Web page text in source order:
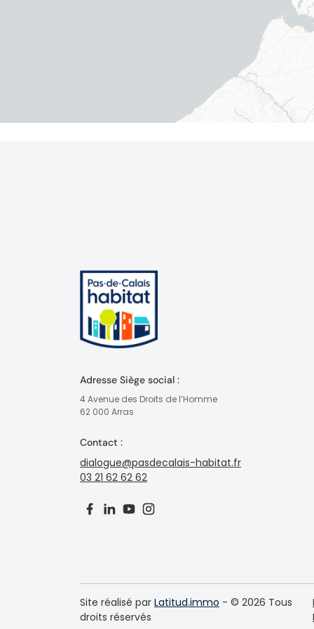
Adresse Siège social :
4 Avenue des Droits de l’Homme
62 000 Arras
Contact :
dialogue@pasdecalais-habitat.fr
03 21 62 62 62
Site réalisé par Latitud.immo - © 2026 Tous
droits réservés